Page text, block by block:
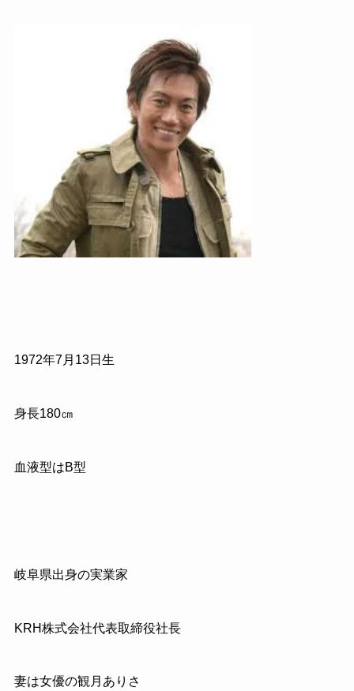
1972年7月13日生
身長180㎝
血液型はB型
岐阜県出身の実業家
KRH株式会社代表取締役社長
妻は女優の観月ありさ